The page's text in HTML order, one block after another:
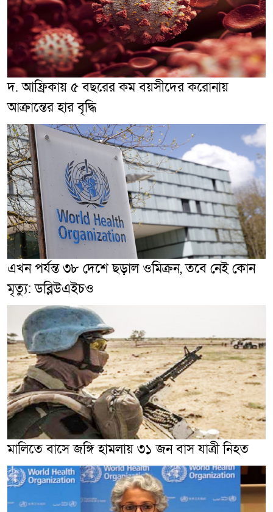
দ. আফ্রিকায় ৫ বছরের কম বয়সীদের করোনায়
আক্রান্তের হার বৃদ্ধি
এখন পর্যন্ত ৩৮ দেশে ছড়াল ওমিক্রন, তবে নেই কোন
মৃত্যু: ডব্লিউএইচও
মালিতে বাসে জঙ্গি হামলায় ৩১ জন বাস যাত্রী নিহত